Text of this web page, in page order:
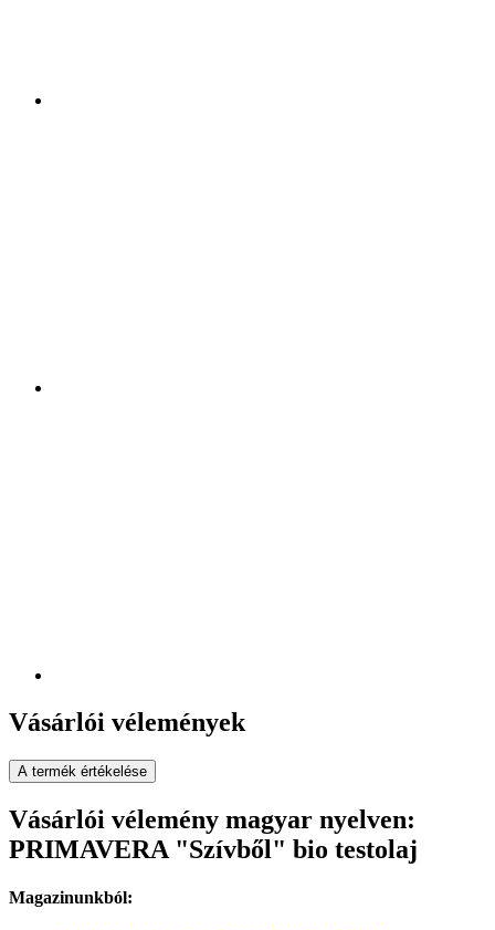
Vásárlói vélemények
A termék értékelése
Vásárlói vélemény magyar nyelven:
PRIMAVERA "Szívből" bio testolaj
Magazinunkból: